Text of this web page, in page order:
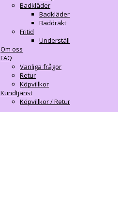
Badkläder
Badkläder
Baddräkt
Fritid
Underställ
Om oss
FAQ
Vanliga frågor
Retur
Köpvillkor
Kundtjänst
Köpvillkor / Retur